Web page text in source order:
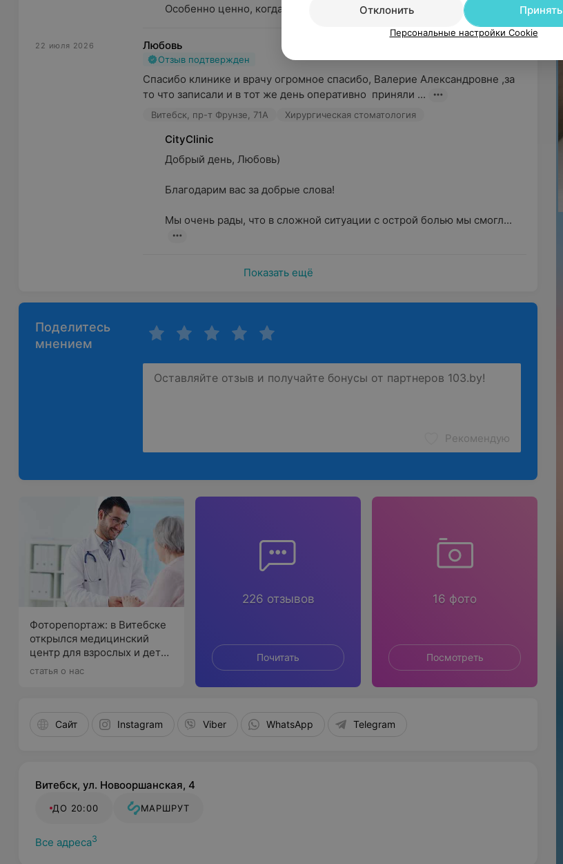
Особенно ценно, когда будущие мамы отмеч...
22 июля 2026 Любовь
Отзыв подтвержден
Спасибо клинике и врачу огромное спасибо, Валерие Александровне ,за
то что записали и в тот же день оперативно  приняли ...
Витебск, пр-т Фрунзе, 71А Хирургическая стоматология
CityClinic
Добрый день, Любовь)
Благодарим вас за добрые слова!
Мы очень рады, что в сложной ситуации с острой болью мы смогл...
Показать ещё
Поделитесь
мнением
Рекомендую
Фоторепортаж: в Витебске
открылся медицинский
центр для взрослых и детей
«СитиКлиник»
статья о нас
226 отзывов
Почитать
16 фото
Посмотреть
Сайт Instagram Viber WhatsApp Telegram
Витебск, ул. Новооршанская, 4
ДО 20:00 МАРШРУТ
Все адреса3
Отклонить
Принять
Персональные настройки Cookie